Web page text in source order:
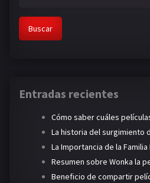
Buscar
Entradas recientes
Cómo saber cuáles
La historia del surgimiento
La Importancia de la Familia
Resumen sobre Wonka la
Beneficio de compartir